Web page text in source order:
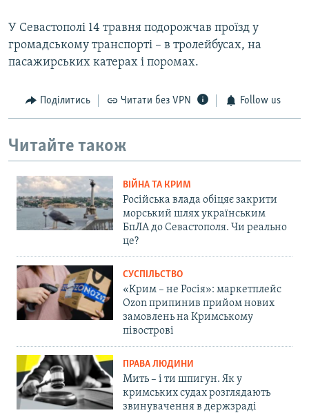
У Севастополі 14 травня подорожчав проїзд у
громадському транспорті – в тролейбусах, на
пасажирських катерах і поромах.
Поділитись Читати без VPN Follow us
Читайте також
ВІЙНА ТА КРИМ
Російська влада обіцяє закрити
морський шлях українським
БпЛА до Севастополя. Чи реально
це?
СУСПІЛЬСТВО
«Крим – не Росія»: маркетплейс
Ozon припинив прийом нових
замовлень на Кримському
півострові
ПРАВА ЛЮДИНИ
Мить – і ти шпигун. Як у
кримських судах розглядають
звинувачення в держзраді